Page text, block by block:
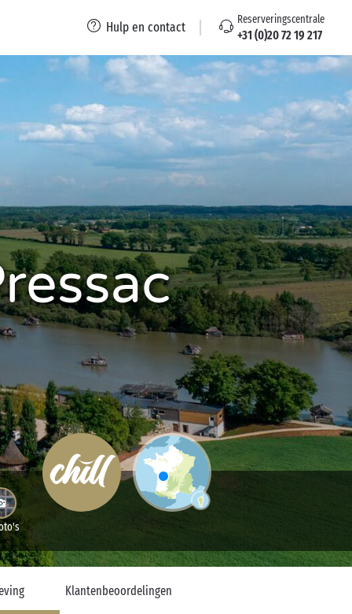
Hulp en contact Reserveringscentrale
+31 (0)20 72 19 217
Klantenbeoordelingen